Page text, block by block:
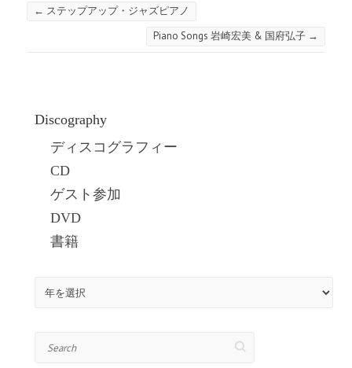
← ステップアップ・ジャズピアノ
Piano Songs 岩崎宏美 & 国府弘子 →
Discography
ディスコグラフィー
CD
ゲスト参加
DVD
書籍